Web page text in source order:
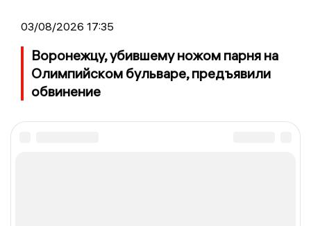
03/08/2026 17:35
Воронежцу, убившему ножом парня на
Олимпийском бульваре, предъявили
обвинение